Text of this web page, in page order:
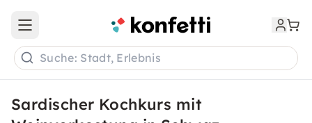
Open main menu
Suche: Stadt, Erlebnis
Sardischer Kochkurs mit